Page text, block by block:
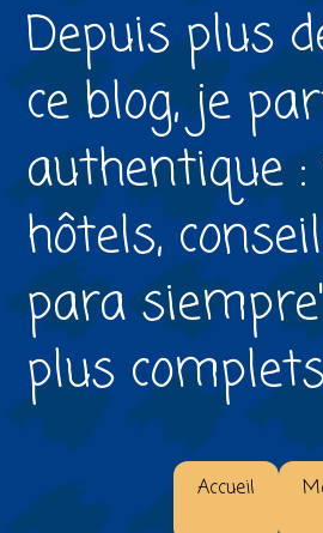
Depuis plus
ce blog, je
authentique
hôtels,
para
plus
Accueil